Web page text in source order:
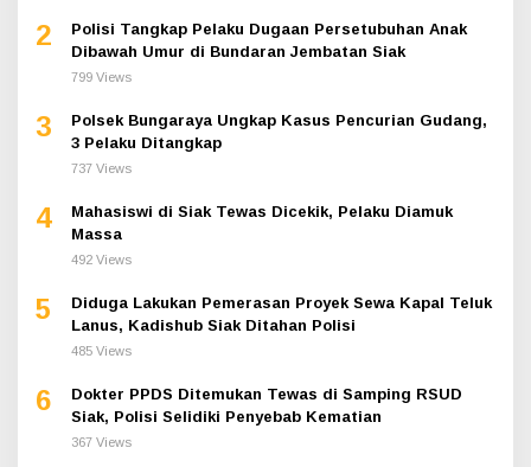
2
Polisi Tangkap Pelaku Dugaan Persetubuhan Anak
Dibawah Umur di Bundaran Jembatan Siak
799 Views
3
Polsek Bungaraya Ungkap Kasus Pencurian Gudang,
3 Pelaku Ditangkap
737 Views
4
Mahasiswi di Siak Tewas Dicekik, Pelaku Diamuk
Massa
492 Views
5
Diduga Lakukan Pemerasan Proyek Sewa Kapal Teluk
Lanus, Kadishub Siak Ditahan Polisi
485 Views
6
Dokter PPDS Ditemukan Tewas di Samping RSUD
Siak, Polisi Selidiki Penyebab Kematian
367 Views